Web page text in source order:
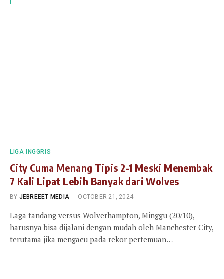
LIGA INGGRIS
City Cuma Menang Tipis 2-1 Meski Menembak
7 Kali Lipat Lebih Banyak dari Wolves
BY JEBREEET MEDIA OCTOBER 21, 2024
Laga tandang versus Wolverhampton, Minggu (20/10),
harusnya bisa dijalani dengan mudah oleh Manchester City,
terutama jika mengacu pada rekor pertemuan…